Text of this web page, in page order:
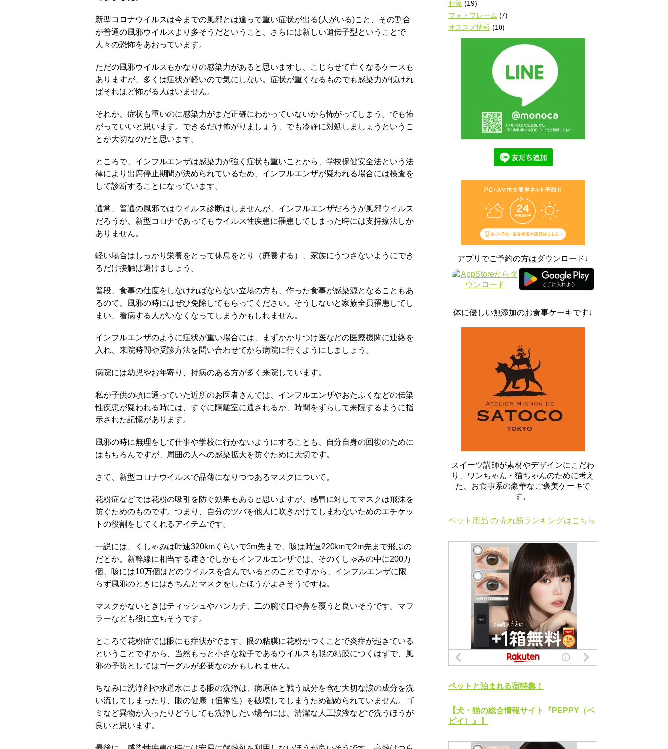
新型コロナウイルスは今までの風邪とは違って重い症状が出る(人がいる)こと、その割合
が普通の風邪ウイルスより多そうだということ、さらには新しい遺伝子型ということで
人々の恐怖をあおっています。
ただの風邪ウイルスもかなりの感染力があると思いますし、こじらせて亡くなるケースも
ありますが、多くは症状が軽いので気にしない。症状が重くなるものでも感染力が低けれ
ばそれほど怖がる人はいません。
それが、症状も重いのに感染力がまだ正確にわかっていないから怖がってしまう。でも怖
がっていいと思います。できるだけ怖がりましょう、でも冷静に対処しましょうというこ
とが大切なのだと思います。
ところで、インフルエンザは感染力が強く症状も重いことから、学校保健安全法という法
律により出席停止期間が決められているため、インフルエンザが疑われる場合には検査を
して診断することになっています。
通常、普通の風邪ではウイルス診断はしませんが、インフルエンザだろうが風邪ウイルス
だろうが、新型コロナであってもウイルス性疾患に罹患してしまった時には支持療法しか
ありません。
軽い場合はしっかり栄養をとって休息をとり（療養する）、家族にうつさないようにでき
るだけ接触は避けましょう。
普段、食事の仕度をしなければならない立場の方も、作った食事が感染源となることもあ
るので、風邪の時にはぜひ免除してもらってください。そうしないと家族全員罹患してし
まい、看病する人がいなくなってしまうかもしれません。
インフルエンザのように症状が重い場合には、まずかかりつけ医などの医療機関に連絡を
入れ、来院時間や受診方法を問い合わせてから病院に行くようにしましょう。
病院には幼児やお年寄り、持病のある方が多く来院しています。
私が子供の頃に通っていた近所のお医者さんでは、インフルエンザやおたふくなどの伝染
性疾患が疑われる時には、すぐに隔離室に通されるか、時間をずらして来院するように指
示された記憶があります。
風邪の時に無理をして仕事や学校に行かないようにすることも、自分自身の回復のために
はもちろんですが、周囲の人への感染拡大を防ぐために大切です。
さて、新型コロナウイルスで品薄になりつつあるマスクについて。
花粉症などでは花粉の吸引を防ぐ効果もあると思いますが、感冒に対してマスクは飛沫を
防ぐためのものです。つまり、自分のツバを他人に吹きかけてしまわないためのエチケッ
トの役割をしてくれるアイテムです。
一説には、くしゃみは時速320kmくらいで3m先まで、咳は時速220kmで2m先まで飛ぶの
だとか。新幹線に相当する速さでしかもインフルエンザでは、そのくしゃみの中に200万
個、咳には10万個ほどのウイルスを含んでいるとのことですから、インフルエンザに限
らず風邪のときにはきちんとマスクをしたほうがよさそうですね。
マスクがないときはティッシュやハンカチ、二の腕で口や鼻を覆うと良いそうです。マフ
ラーなども役に立ちそうです。
ところで花粉症では眼にも症状がでます。眼の粘膜に花粉がつくことで炎症が起きている
ということですから、当然もっと小さな粒子であるウイルスも眼の粘膜につくはずで、風
邪の予防としてはゴーグルが必要なのかもしれません。
ちなみに洗浄剤や水道水による眼の洗浄は、病原体と戦う成分を含む大切な涙の成分を洗
い流してしまったり、眼の健康（恒常性）を破壊してしまうため勧められていません。ゴ
ミなど異物が入ったりどうしても洗浄したい場合には、清潔な人工涙液などで洗うほうが
良いと思います。
お魚 (19)
フォトフレーム (7)
オススメ情報 (10)
アプリでご予約の方はダウンロード↓
体に優しい無添加のお食事ケーキです↓
スイーツ講師が素材やデザインにこだわ
り、ワンちゃん・猫ちゃんのために考え
た、お食事系の豪華なご褒美ケーキで
す。
ペット用品 の 売れ筋ランキングはこちら
ペットと泊まれる宿特集！
【犬・猫の総合情報サイト『PEPPY（ペ
ピイ）』】